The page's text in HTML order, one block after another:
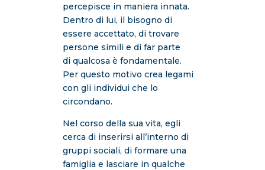
percepisce in maniera innata.
Dentro di lui, il bisogno di
essere accettato, di trovare
persone simili e di far parte
di qualcosa è fondamentale.
Per questo motivo crea legami
con gli individui che lo
circondano.
Nel corso della sua vita, egli
cerca di inserirsi all’interno di
gruppi sociali, di formare una
famiglia e lasciare in qualche